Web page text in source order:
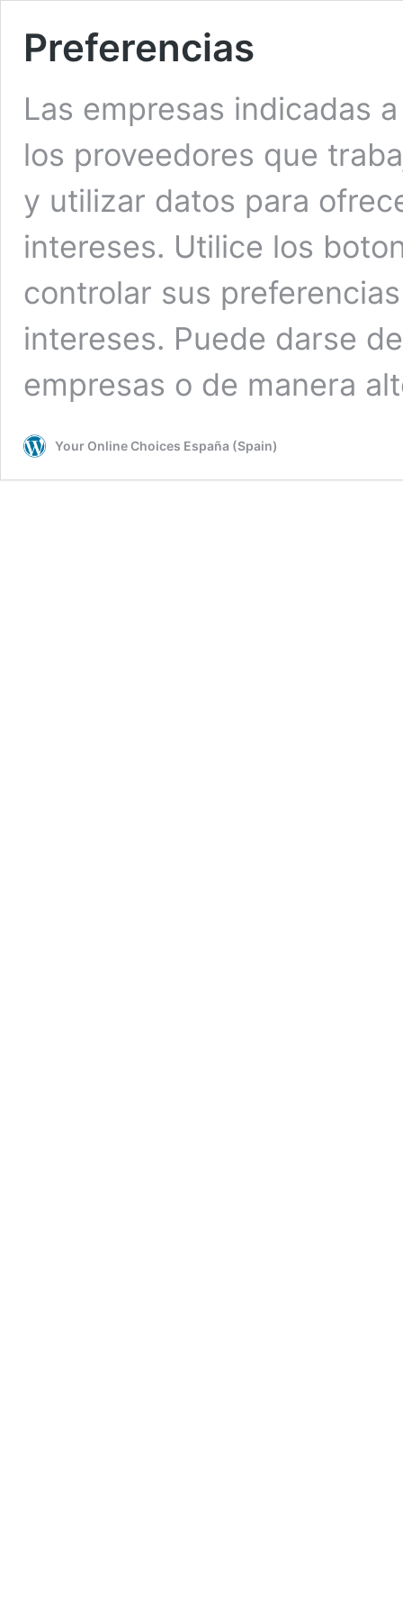
Preferencias
Las empresas indicadas
los proveedores que
y utilizar datos para
intereses. Utilice los
controlar sus
intereses. Puede darse
empresas o de manera
Your Online Choices España (Spain)